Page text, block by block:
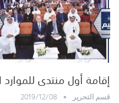
إقامة أول منتدى للموارد
قسم التحرير 2019/12/08